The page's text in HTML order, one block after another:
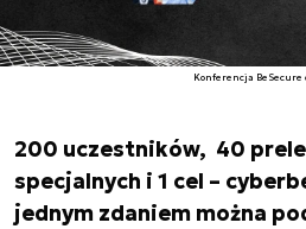
Konferencja BeSecure
200 uczestników, 40
specjalnych i 1 cel –
jednym zdaniem można